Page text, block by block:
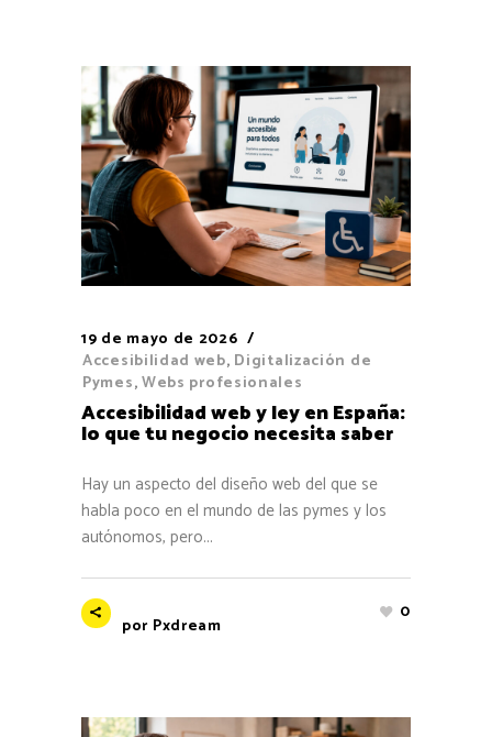
19 de mayo de 2026
Accesibilidad web, Digitalización de
Pymes,Webs profesionales
Accesibilidad web y ley en España:
lo que tu negocio necesita saber
Hay un aspecto del diseño web del que se
habla poco en el mundo de las pymes y los
autónomos, pero...
por Pxdream
0